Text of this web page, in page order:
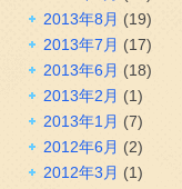
2013年8月 (19)
2013年7月 (17)
2013年6月 (18)
2013年2月 (1)
2013年1月 (7)
2012年6月 (2)
2012年3月 (1)